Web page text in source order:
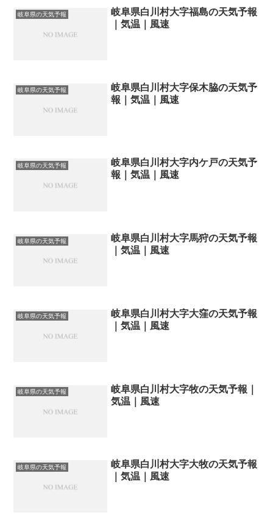
岐阜県の天気予報
岐阜県白川村大字福島の天気予報
｜気温｜風速
岐阜県の天気予報
岐阜県白川村大字保木脇の天気予
報｜気温｜風速
岐阜県の天気予報
岐阜県白川村大字内ケ戸の天気予
報｜気温｜風速
岐阜県の天気予報
岐阜県白川村大字馬狩の天気予報
｜気温｜風速
岐阜県の天気予報
岐阜県白川村大字大窪の天気予報
｜気温｜風速
岐阜県の天気予報
岐阜県白川村大字牧の天気予報｜
気温｜風速
岐阜県の天気予報
岐阜県白川村大字大牧の天気予報
｜気温｜風速